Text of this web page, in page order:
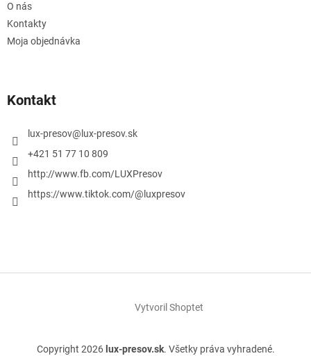
O nás
Kontakty
Moja objednávka
Kontakt
lux-presov@ lux-presov.sk
+421 51 77 10 809
http://www.fb.com/LUXPresov
https://www.tiktok.com/@luxpresov
Vytvoril Shoptet
Copyright 2026 lux-presov.sk. Všetky práva vyhradené.